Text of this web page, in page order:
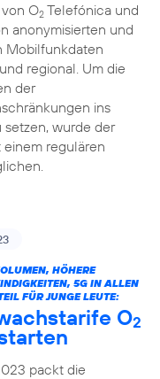
O2Telefónica und
anonymisierten und
Mobilfunkdaten
regional. Um die
der
ins
setzen, wurde der
regulären
HÖHERE
5G IN ALLEN
FÜR JUNGE LEUTE:
O2
packt die